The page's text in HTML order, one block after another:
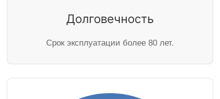
Долговечность
Cрок эксплуатации более 80 лет.